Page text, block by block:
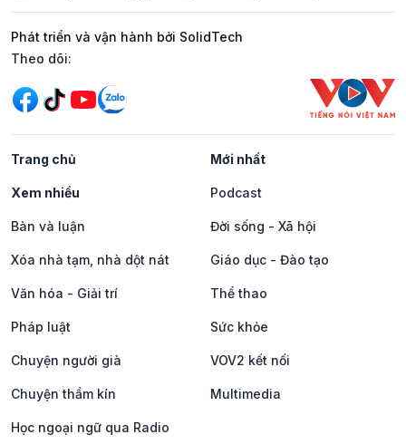
Phát triển và vận hành bởi SolidTech
Mạng xã hội
Theo dõi:
Trang chủ Mới nhất
Xem nhiều Podcast
Bàn và luận Đời sống - Xã hội
Xóa nhà tạm, nhà dột nát Giáo dục - Đào tạo
Văn hóa - Giải trí Thể thao
Pháp luật Sức khỏe
Chuyện người già VOV2 kết nối
Chuyện thầm kín Multimedia
Học ngoại ngữ qua Radio